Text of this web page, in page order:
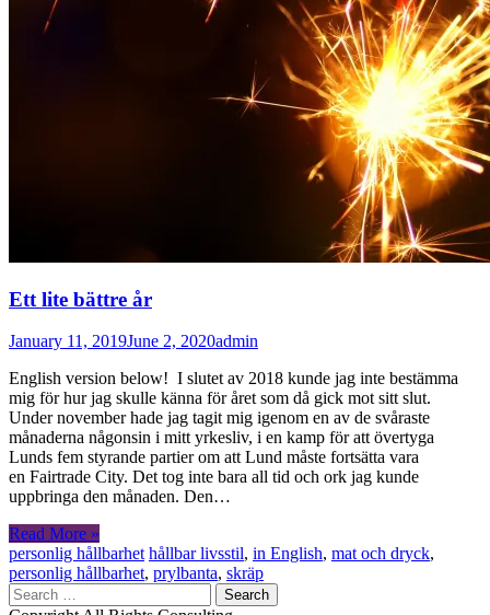
Ett lite bättre år
January 11, 2019June 2, 2020admin
English version below! I slutet av 2018 kunde jag inte bestämma
mig för hur jag skulle känna för året som då gick mot sitt slut.
Under november hade jag tagit mig igenom en av de svåraste
månaderna någonsin i mitt yrkesliv, i en kamp för att övertyga
Lunds fem styrande partier om att Lund måste fortsätta vara
en Fairtrade City. Det tog inte bara all tid och ork jag kunde
uppbringa den månaden. Den…
Read More »
personlig hållbarhet hållbar livsstil, in English, mat och dryck,
personlig hållbarhet, prylbanta, skräp
Search